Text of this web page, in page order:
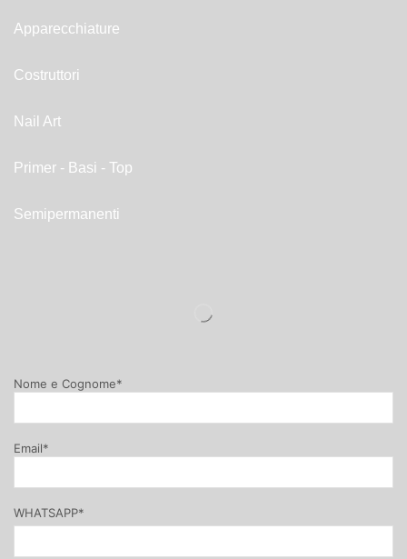
Apparecchiature
Costruttori
Nail Art
Primer - Basi - Top
Semipermanenti
Nome e Cognome*
Email*
WHATSAPP*